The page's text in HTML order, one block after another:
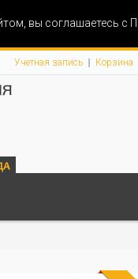
вы соглашаетесь с
Учетная запись Корзина